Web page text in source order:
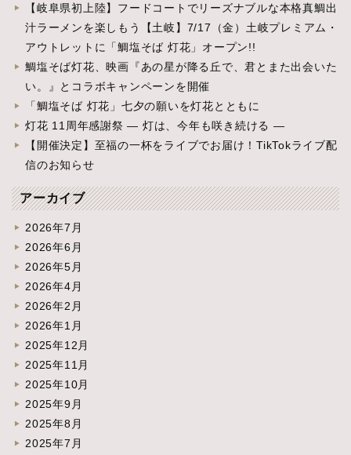
【岐阜県初上陸】フードコートでリーズナブルな本格真鯛出
汁ラーメンを楽しもう【土岐】7/17（金）土岐プレミアム・
アウトレットに「鯛塩そば 灯花」オープン!!
鯛塩そば灯花、映画『あの星が降る丘で、君とまた出会いた
い。』とコラボキャンペーンを開催
「鯛塩そば 灯花」七夕の願いを灯花とともに
灯花 11周年感謝祭 ― 灯は、今年も咲き続ける ―
【開催決定】至福の一杯をライブでお届け！TikTokライブ配
信のお知らせ
アーカイブ
2026年7月
2026年6月
2026年5月
2026年4月
2026年2月
2026年1月
2025年12月
2025年11月
2025年10月
2025年9月
2025年8月
2025年7月